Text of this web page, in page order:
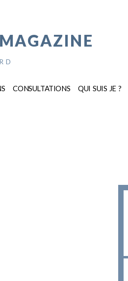
CONSULTATIONS QUI SUIS JE ?